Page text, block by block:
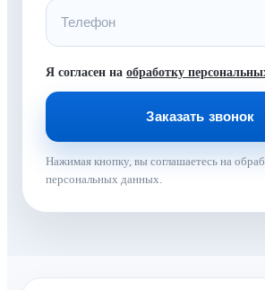
Я согласен на обработку
Нажимая кнопку, вы соглашаетесь на
персональных данных.